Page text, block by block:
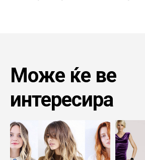
Може ќе ве
интересира